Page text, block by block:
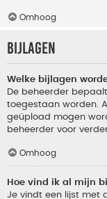
Omhoog
Bijlagen
Welke bijlagen
De beheerder
toegestaan worden.
geüpload mogen
beheerder voor
Omhoog
Hoe vind ik al mijn
Je vindt een lijst met